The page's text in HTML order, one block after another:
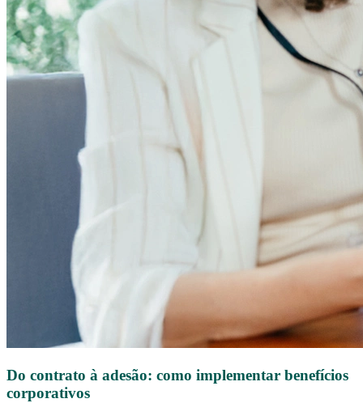
Do contrato à adesão: como implementar benefícios
corporativos